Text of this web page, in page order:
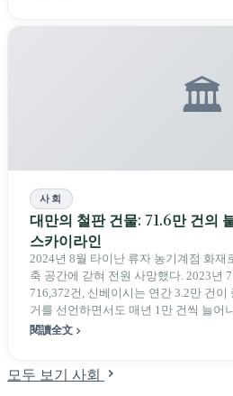
🏛️
사회
대만의 철판 건물: 71.6만 건의
스카이라인
2024년 8월 타이난 류자 농기계점 화재
축 공간에 갇혀 전원 사망했다. 2023년
716,372건, 신베이시는 연간 3.2만 건이
거를 선언하면서도 매년 1만 건씩 늘어
금속 지붕은 동시에 대만에서 가장 흉경
閱讀全文
모두 보기 사회